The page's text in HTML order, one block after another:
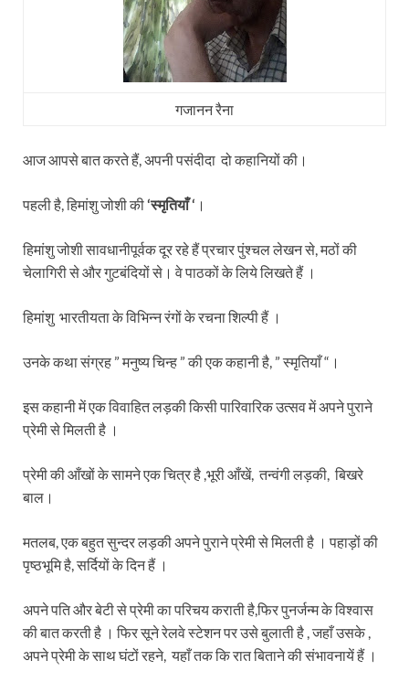
गजानन रैना
आज आपसे बात करते हैं, अपनी पसंदीदा दो कहानियों की।
पहली है, हिमांशु जोशी की‘स्मृतियाँ ‘ ।
हिमांशु जोशी सावधानीपूर्वक दूर रहे हैं प्रचार पुंश्चल लेखन से, मठों की
चेलागिरी से और गुटबंदियों से। वे पाठकों के लिये लिखते हैं ।
हिमांशु भारतीयता के विभिन्न रंगों के रचना शिल्पी हैं ।
उनके कथा संग्रह ” मनुष्य चिन्ह ” की एक कहानी है, ” स्मृतियाँ “।
इस कहानी में एक विवाहित लड़की किसी पारिवारिक उत्सव में अपने पुराने
प्रेमी से मिलती है ।
प्रेमी की आँखों के सामने एक चित्र है ,भूरी आँखें, तन्वंगी लड़की, बिखरे
बाल।
मतलब, एक बहुत सुन्दर लड़की अपने पुराने प्रेमी से मिलती है । पहाड़ों की
पृष्ठभूमि है, सर्दियों के दिन हैं ।
अपने पति और बेटी से प्रेमी का परिचय कराती है,फिर पुनर्जन्म के विश्वास
की बात करती है । फिर सूने रेलवे स्टेशन पर उसे बुलाती है , जहाँ उसके ,
अपने प्रेमी के साथ घंटों रहने, यहाँ तक कि रात बिताने की संभावनायें हैं ।